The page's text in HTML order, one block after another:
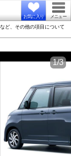
お気に入り メニュー
ど、その他の項目について
1/3